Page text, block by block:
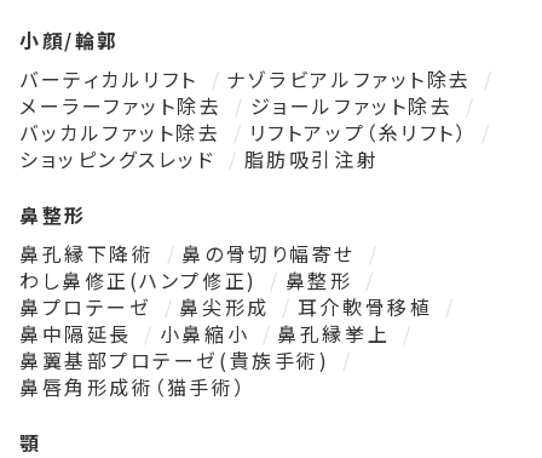
小顔/輪郭
バーティカルリフト
ナゾラビアルファット除去
メーラーファット除去
ジョールファット除去
バッカルファット除去
リフトアップ（糸リフト）
ショッピングスレッド
脂肪吸引注射
鼻整形
鼻孔縁下降術
鼻の骨切り幅寄せ
わし鼻修正(ハンプ修正)
鼻整形
鼻プロテーゼ
鼻尖形成
耳介軟骨移植
鼻中隔延長
小鼻縮小
鼻孔縁挙上
鼻翼基部プロテーゼ(貴族手術)
鼻唇角形成術（猫手術）
顎